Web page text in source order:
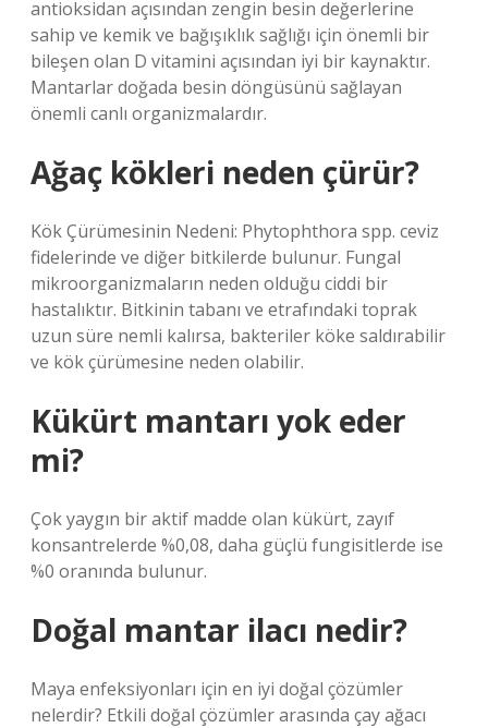
antioksidan açısından zengin besin değerlerine
sahip ve kemik ve bağışıklık sağlığı için önemli bir
bileşen olan D vitamini açısından iyi bir kaynaktır.
Mantarlar doğada besin döngüsünü sağlayan
önemli canlı organizmalardır.
Ağaç kökleri neden çürür?
Kök Çürümesinin Nedeni: Phytophthora spp. ceviz
fidelerinde ve diğer bitkilerde bulunur. Fungal
mikroorganizmaların neden olduğu ciddi bir
hastalıktır. Bitkinin tabanı ve etrafındaki toprak
uzun süre nemli kalırsa, bakteriler köke saldırabilir
ve kök çürümesine neden olabilir.
Kükürt mantarı yok eder
mi?
Çok yaygın bir aktif madde olan kükürt, zayıf
konsantrelerde %0,08, daha güçlü fungisitlerde ise
%0 oranında bulunur.
Doğal mantar ilacı nedir?
Maya enfeksiyonları için en iyi doğal çözümler
nelerdir? Etkili doğal çözümler arasında çay ağacı